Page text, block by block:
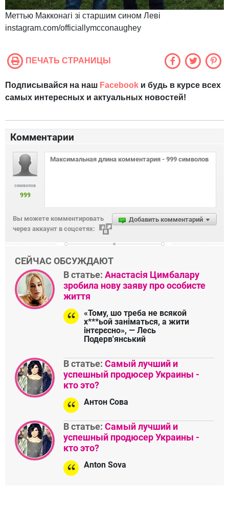
Меттью Макконагі зі старшим сином Леві
instagram.com/officiallymcconaughey
ПЕЧАТЬ СТРАНИЦЫ
Подписывайся на наш Facebook и будь в курсе всех
самых интересных и актуальных новостей!
Комментарии
символов
999
Добавить комментарий
Вы можете комментировать
через аккаунт в соцсетях:
СЕЙЧАС ОБСУЖДАЮТ
В статье: Анастасія Цимбалару
зробила нову заяву про особисте
життя
«Тому, шо треба не всякой
х***ьой заніматься, а жити
інтєрєсно», — Лесь
Подерв'янський
В статье: Самый лучший и
успешный продюсер Украины -
кто это?
Антон Сова
В статье: Самый лучший и
успешный продюсер Украины -
кто это?
Anton Sova